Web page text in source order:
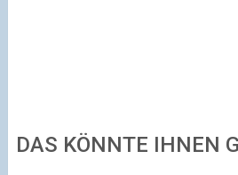
DAS KÖNNTE IHNEN